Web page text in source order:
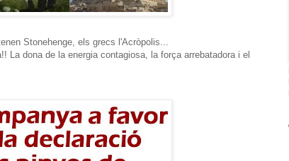
Stonehenge, els grecs l'Acròpolis...
La dona de la energia contagiosa, la força arrebatadora i el